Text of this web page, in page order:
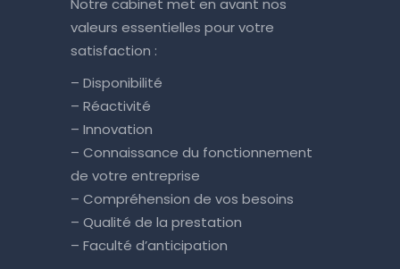
Notre cabinet met en avant nos
valeurs essentielles pour votre
satisfaction :
– Disponibilité
– Réactivité
– Innovation
– Connaissance du fonctionnement
de votre entreprise
– Compréhension de vos besoins
– Qualité de la prestation
– Faculté d’anticipation